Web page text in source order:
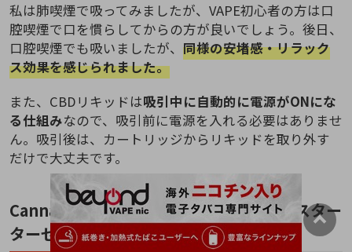
私は肺喫煙で吸ってみましたが、VAPE初心者の方は口
腔喫煙で口を慣らしてからの方が良いでしょう。後日、
口腔喫煙でも吸いましたが、 同様の安堵感・リラック
ス効果を感じられました。
また、CBDリキッドは吸引中に自動的に電源がONにな
る仕組みなので、吸引前に電源を入れる必要はありませ
ん。吸引後は、カートリッジからリキッドを取り外す
だけで大丈夫です。
CannaTech(キャナテック)のCBDベイプスター
ターセットを実機レビュー：総括